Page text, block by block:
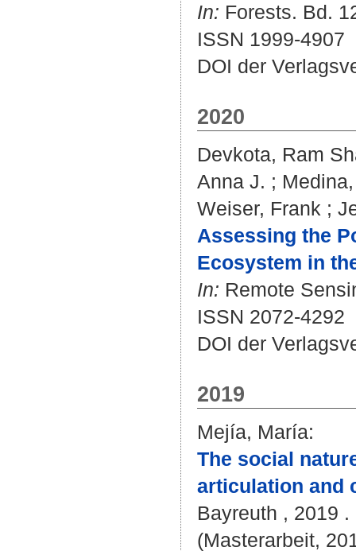
In: Forests. Bd.
ISSN 1999-4907
DOI der
2020
Devkota, Ram
Anna J. ;
Weiser, Frank ;
Assessing the
Ecosystem in
In: Remote
ISSN 2072-4292
DOI der
2019
Mejía, María:
The social
articulation and
Bayreuth , 2019 .
(Masterarbeit,